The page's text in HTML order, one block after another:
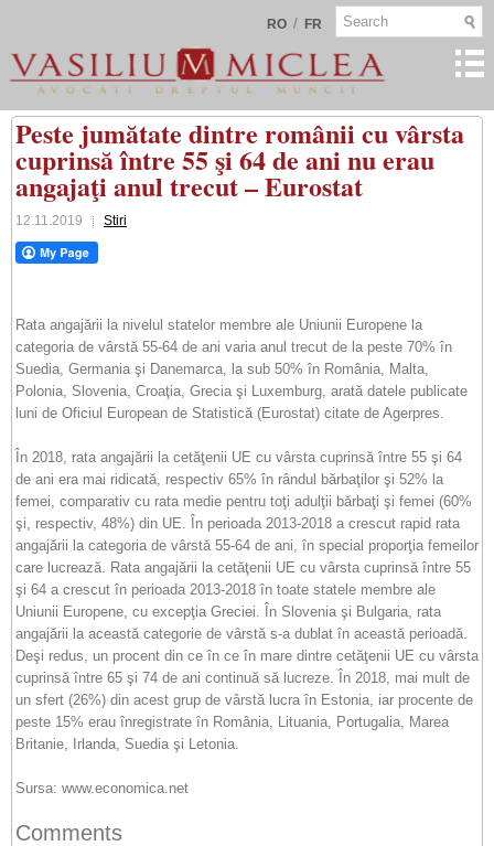
RO / FR
Peste jumătate dintre românii cu vârsta
cuprinsă între 55 şi 64 de ani nu erau
angajaţi anul trecut – Eurostat
12.11.2019 Stiri
Rata angajării la nivelul statelor membre ale Uniunii Europene la
categoria de vârstă 55-64 de ani varia anul trecut de la peste 70% în
Suedia, Germania şi Danemarca, la sub 50% în România, Malta,
Polonia, Slovenia, Croaţia, Grecia şi Luxemburg, arată datele publicate
luni de Oficiul European de Statistică (Eurostat) citate de Agerpres.
În 2018, rata angajării la cetăţenii UE cu vârsta cuprinsă între 55 şi 64
de ani era mai ridicată, respectiv 65% în rândul bărbaţilor şi 52% la
femei, comparativ cu rata medie pentru toţi adulţii bărbaţi şi femei (60%
şi, respectiv, 48%) din UE. În perioada 2013-2018 a crescut rapid rata
angajării la categoria de vârstă 55-64 de ani, în special proporţia femeilor
care lucrează. Rata angajării la cetăţenii UE cu vârsta cuprinsă între 55
şi 64 a crescut în perioada 2013-2018 în toate statele membre ale
Uniunii Europene, cu excepţia Greciei. În Slovenia şi Bulgaria, rata
angajării la această categorie de vârstă s-a dublat în această perioadă.
Deşi redus, un procent din ce în ce în mare dintre cetăţenii UE cu vârsta
cuprinsă între 65 şi 74 de ani continuă să lucreze. În 2018, mai mult de
un sfert (26%) din acest grup de vârstă lucra în Estonia, iar procente de
peste 15% erau înregistrate în România, Lituania, Portugalia, Marea
Britanie, Irlanda, Suedia şi Letonia.
Sursa: www.economica.net
Comments